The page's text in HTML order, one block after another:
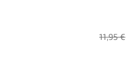
11,95 €